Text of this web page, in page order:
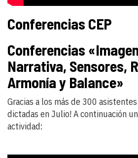
Conferencias CEP
Conferencias
Narrativa, Sensores,
Armonía y Balance»
Gracias a los más de 300
dictadas en Julio! A continuación
actividad: